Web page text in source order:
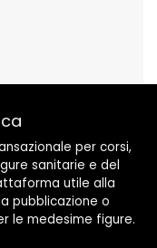
per corsi,
sanitarie e del
utile alla
pubblicazione o
le medesime figure.